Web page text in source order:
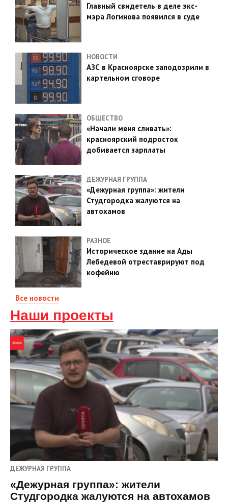
Главный свидетель в деле экс-
мэра Логинова появился в суде
НОВОСТИ
АЗС в Красноярске заподозрили в
картельном сговоре
ОБЩЕСТВО
«Начали меня сливать»:
красноярский подросток
добивается зарплаты
ДЕЖУРНАЯ ГРУППА
«Дежурная группа»: жители
Студгородка жалуются на
автохамов
РАЗНОЕ
Историческое здание на Ады
Лебедевой отреставрируют под
кофейню
Все новости
Наши проекты
ДЕЖУРНАЯ ГРУППА
«Дежурная группа»: жители
Студгородка жалуются на автохамов